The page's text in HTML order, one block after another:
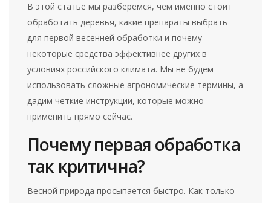
В этой статье мы разберемся, чем именно стоит
обработать деревья, какие препараты выбрать
для первой весенней обработки и почему
некоторые средства эффективнее других в
условиях российского климата. Мы не будем
использовать сложные агрономические термины, а
дадим четкие инструкции, которые можно
применить прямо сейчас.
Почему первая обработка
так критична?
Весной природа просыпается быстро. Как только